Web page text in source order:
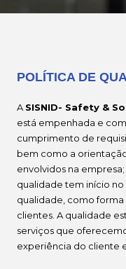
POLÍTICA DE
A SISNID- Safety &
está empenhada e
cumprimento de
bem como a
envolvidos na
qualidade tem início
qualidade, como
clientes. A qualidade
serviços que
experiência do cliente